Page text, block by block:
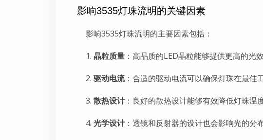
影响3535灯珠流明的关键因素
影响3535灯珠流明的主要因素包括：
1. 晶粒质量 ：高品质的LED晶粒能够提供更高的光
2. 驱动电流：合适的驱动电流可以确保灯珠在最佳
3. 散热设计：良好的散热设计能够有效降低灯珠温
4. 光学设计：透镜和反射器的设计也会影响光的分